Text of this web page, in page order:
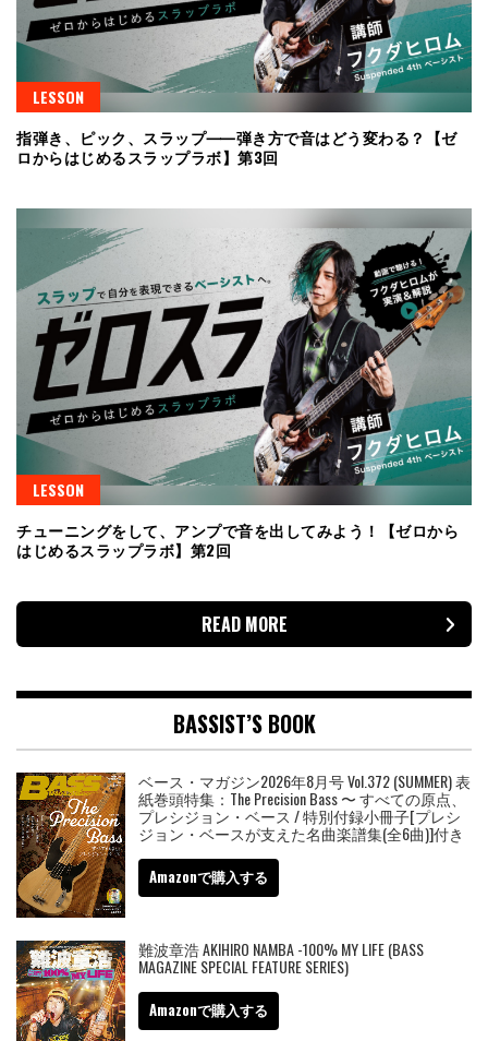
LESSON
指弾き、ピック、スラップ⸺弾き方で音はどう変わる？【ゼ
ロからはじめるスラップラボ】第3回
LESSON
チューニングをして、アンプで音を出してみよう！【ゼロから
はじめるスラップラボ】第2回
READ MORE
BASSIST’S BOOK
ベース・マガジン2026年8月号 Vol.372 (SUMMER) 表
紙巻頭特集：The Precision Bass 〜 すべての原点、
プレシジョン・ベース / 特別付録小冊子[プレシ
ジョン・ベースが支えた名曲楽譜集(全6曲)]付き
Amazonで購入する
難波章浩 AKIHIRO NAMBA -100% MY LIFE (BASS
MAGAZINE SPECIAL FEATURE SERIES)
Amazonで購入する